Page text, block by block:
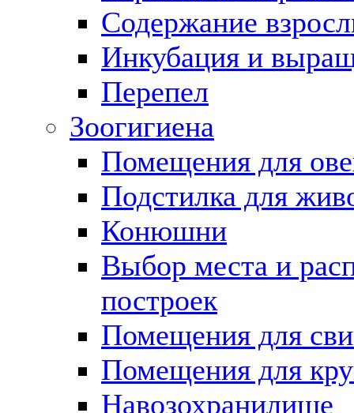
Содержание
Инкубация и
Перепел
Зоогигиена
Помещения для
Подстилка для
Конюшни
Выбор места и
построек
Помещения для
Помещения для
Навозохранилище